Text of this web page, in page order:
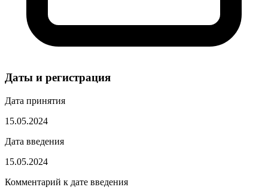
Даты и регистрация
Дата принятия
15.05.2024
Дата введения
15.05.2024
Комментарий к дате введения